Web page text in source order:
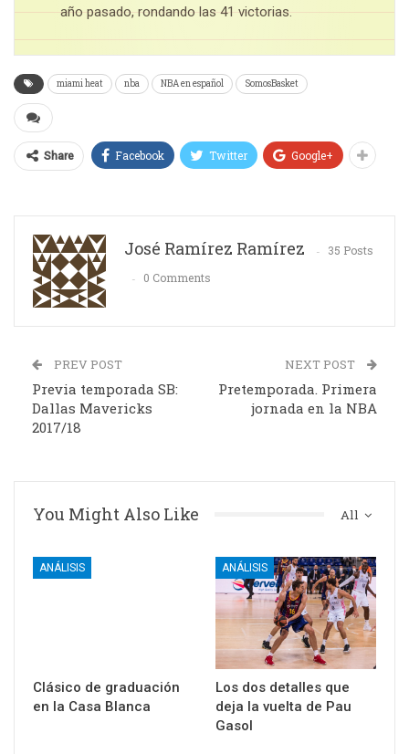
año pasado, rondando las 41 victorias.
miami heat nba NBA en español SomosBasket
Share Facebook Twitter Google+
José Ramírez Ramírez
35 Posts
0 Comments
PREV POST
Previa temporada SB:
Dallas Mavericks
2017/18
NEXT POST
Pretemporada. Primera
jornada en la NBA
All
You Might Also Like
ANÁLISIS
Clásico de graduación
en la Casa Blanca
ANÁLISIS
Los dos detalles que
deja la vuelta de Pau
Gasol